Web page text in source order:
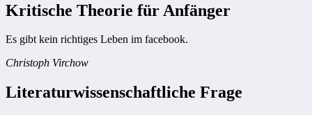
Kritische Theorie für Anfänger
Es gibt kein richtiges Leben im facebook.
Christoph Virchow
Literaturwissenschaftliche Frage